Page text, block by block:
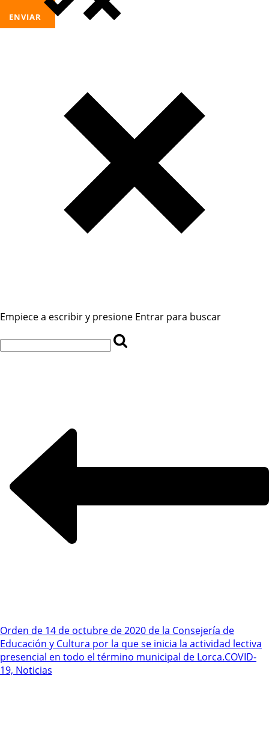
ENVIAR
Empiece a escribir y presione Entrar para buscar
Orden de 14 de octubre de 2020 de la Consejería de
Educación y Cultura por la que se inicia la actividad lectiva
presencial en todo el término municipal de Lorca.COVID-
19, Noticias